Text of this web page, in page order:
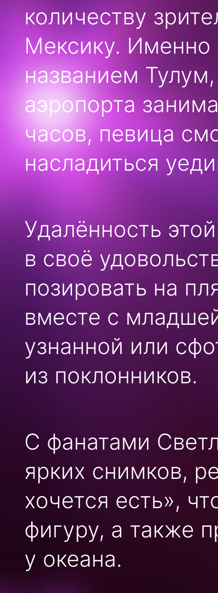
количеству
Мексику. Именно
названием
аэропорта
часов, певица
насладиться
Удалённость
в своё
позировать на
вместе с
узнанной или
из поклонников.
С фанатами
ярких снимков,
хочется есть»,
фигуру, а также
у океана.